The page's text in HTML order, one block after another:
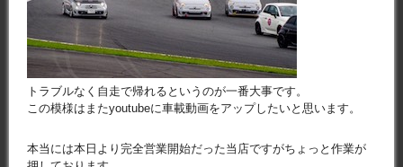
トラブルなく自走で帰れるというのが一番大事です。
この模様はまたyoutubeに車載動画をアップしたいと思います。
本当には本日より完全営業開始だった当店ですがちょっと作業が